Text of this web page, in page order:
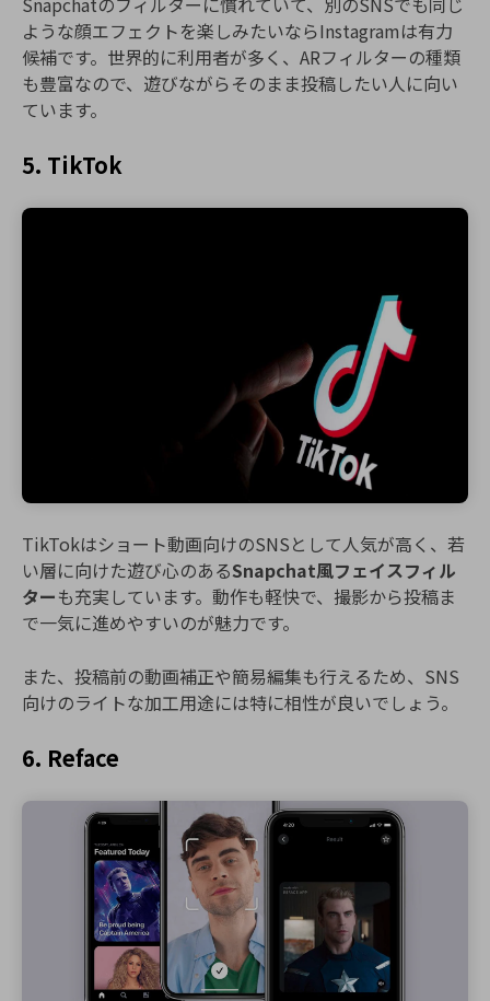
ような顔エフェクトを楽しみたいならInstagramは有力
候補です。世界的に利用者が多く、ARフィルターの種類
も豊富なので、遊びながらそのまま投稿したい人に向い
ています。
5. TikTok
TikTokはショート動画向けのSNSとして人気が高く、若
い層に向けた遊び心のあるSnapchat風フェイスフィル
ターも充実しています。動作も軽快で、撮影から投稿ま
で一気に進めやすいのが魅力です。
また、投稿前の動画補正や簡易編集も行えるため、SNS
向けのライトな加工用途には特に相性が良いでしょう。
6. Reface